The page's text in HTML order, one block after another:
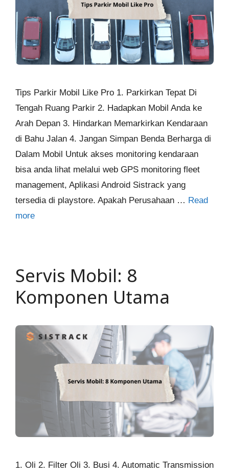
Tips Parkir Mobil Like Pro 1. Parkirkan Tepat Di
Tengah Ruang Parkir 2. Hadapkan Mobil Anda ke
Arah Depan 3. Hindarkan Memarkirkan Kendaraan
di Bahu Jalan 4. Jangan Simpan Benda Berharga di
Dalam Mobil Untuk akses monitoring kendaraan
bisa anda lihat melalui web GPS monitoring fleet
management, Aplikasi Android Sistrack yang
tersedia di playstore. Apakah Perusahaan … Read
more
Servis Mobil: 8
Komponen Utama
1. Oli 2. Filter Oli 3. Busi 4. Automatic Transmission